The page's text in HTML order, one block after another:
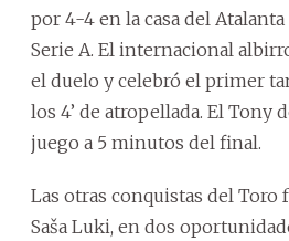
por 4-4 en la casa del
Serie A. El internacional
el duelo y celebró el primer
los 4’ de atropellada. El Tony
juego a 5 minutos del final.
Las otras conquistas del Toro
Saša Luki, en dos